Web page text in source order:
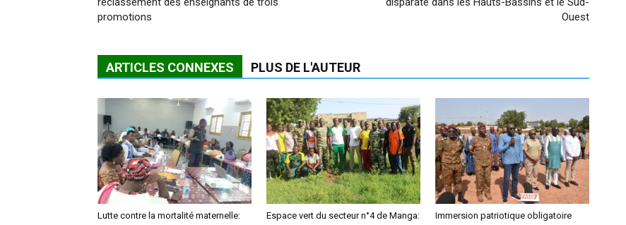
promotions
Ouest
ARTICLES CONNEXES PLUS DE L'AUTEUR
Lutte contre la mortalité maternelle:
Espace vert du secteur n°4 de Manga:
Immersion patriotique obligatoire